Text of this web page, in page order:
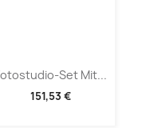
Set Mit...
151,53 €